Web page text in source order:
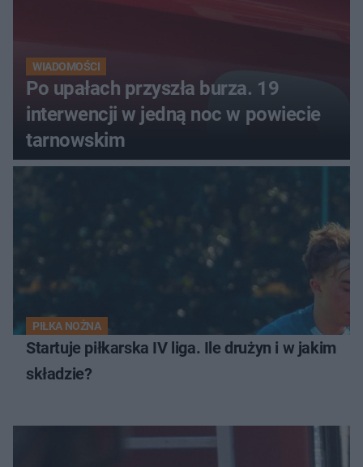
WIADOMOŚCI
Po upałach przyszła burza. 19
interwencji w jedną noc w powiecie
tarnowskim
PIŁKA NOŻNA
Startuje piłkarska IV liga. Ile drużyn i w jakim
składzie?